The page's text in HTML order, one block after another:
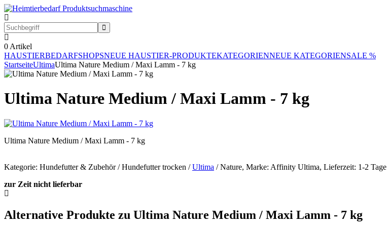
0 Artikel
HAUSTIERBEDARFSHOPSNEUE HAUSTIER-PRODUKTEKATEGORIENNEUE KATEGORIENSALE %
StartseiteUltimaUltima Nature Medium / Maxi Lamm - 7 kg
Ultima Nature Medium / Maxi Lamm - 7 kg
Ultima Nature Medium / Maxi Lamm - 7 kg
Kategorie: Hundefutter & Zubehör / Hundefutter trocken /Ultima / Nature, Marke: Affinity Ultima, Lieferzeit: 1-2 Tage
zur Zeit nicht lieferbar
Alternative Produkte zu Ultima Nature Medium / Maxi Lamm - 7 kg